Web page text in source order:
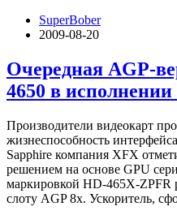
SuperBober
2009-08-20
Очередная AGP-
4650 в
Производители видеокарт
жизнеспособность
Sapphire компания XFX
решением на основе GPU
маркировкой HD-465X-ZPFR
слоту AGP 8x. Ускоритель,